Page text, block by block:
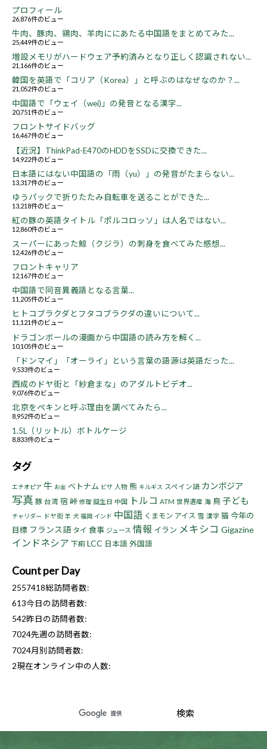
プロフィール
26,876件のビュー
牛肉、豚肉、鶏肉、羊肉ににあたる中国語をまとめてみた...
25,449件のビュー
増設メモリがハードウェア予約済みとなり正しく認識されない...
21,166件のビュー
韓国を英語で「コリア（Korea）」と呼ぶのはなぜなのか？...
21,052件のビュー
中国語で「ウェイ（wei)」の発音となる漢字...
20,751件のビュー
フロントサイドバッグ
16,467件のビュー
【近況】ThinkPad-E470のHDDをSSDに交換できた...
14,922件のビュー
日本語にはない中国語の「雨（yu）」の発音がたまらない...
13,317件のビュー
ゆうパックで折りたたみ自転車を送ることができた...
13,218件のビュー
紅の豚の英語タイトル「ポルコロッソ」は人名ではない...
12,860件のビュー
スーパーにあった鯨（クジラ）の刺身を食べてみた感想...
12,426件のビュー
フロントキャリア
12,167件のビュー
中国語で同音異義語となる言葉...
11,205件のビュー
ヒトコブラクダとフタコブラクダの違いについて...
11,121件のビュー
ドラゴンボールの漫画から中国語の読み方を解く...
10,105件のビュー
「ドンマイ」「オーライ」という言葉の語源は英語だった...
9,533件のビュー
西成のドヤ街と「紗倉まな」のアダルトビデオ...
9,076件のビュー
北京をペキンと呼ぶ理由を調べてみたら...
8,952件のビュー
1.5L（リットル）ボトルケージ
8,833件のビュー
タグ
エチオピア 牛 お金 ベトナム ビザ 人物 熊 キルギス スペイン語 カンボジア
写真 豚 台湾 宿 峠 修理 誕生日 中国 トルコ ATM 世界遺産 海 鳥子ども
チャリダー ドヤ街 羊 犬 福岡 インド 中国語 くまモン アイス 雪 漢字 猫今年の
目標 フランス語 タイ 食事 ジュース 情報 イラン メキシコ Gigazine
インドネシア 下痢 LCC 日本語 外国語
Count per Day
2557418総訪問者数:
613今日の訪問者数:
542昨日の訪問者数:
7024先週の訪問者数:
7024月別訪問者数:
2現在オンライン中の人数: